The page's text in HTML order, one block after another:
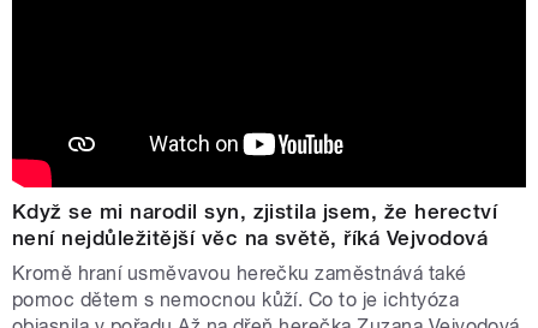
Když se mi narodil syn, zjistila jsem, že herectví
není nejdůležitější věc na světě, říká Vejvodová
Kromě hraní usměvavou herečku zaměstnává také
pomoc dětem s nemocnou kůží. Co to je ichtyóza